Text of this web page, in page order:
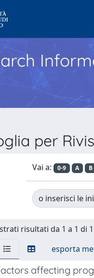
per
Vai a: 0-9 A B
o inserisci le
risultati da 1 a 1 di 1
esporta
affecting